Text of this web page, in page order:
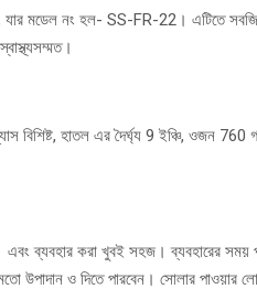
যার মডেল নং হল- SS-FR-22। এটিতে
বিশিষ্ট, হাতল এর দৈর্ঘ্য 9 ইঞ্চি, ওজন
এবং ব্যবহার করা খুবই সহজ। ব্যবহারের
ও দিতে পারবেন। সোলার পাওয়ার লো